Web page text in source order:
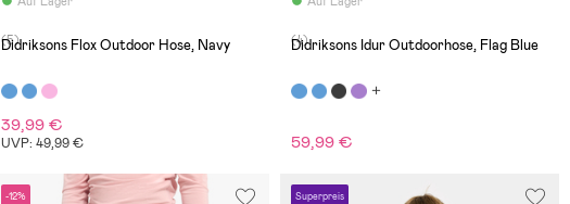
(5)
Didriksons Flox Outdoor Hose, Navy
39,99 €
UVP: 49,99 €
(4)
Didriksons Idur Outdoorhose, Flag Blue
59,99 €
-12% Superpreis